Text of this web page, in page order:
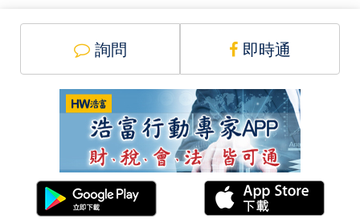
詢問 即時通